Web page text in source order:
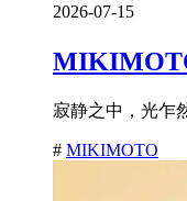
2026-07-15
寂静之中，光乍
# MIKIMOTO